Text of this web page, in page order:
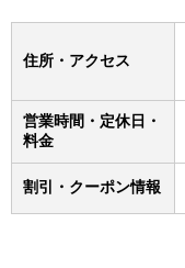
住所・アクセス
営業時間・定休日・
料金
割引・クーポン情報